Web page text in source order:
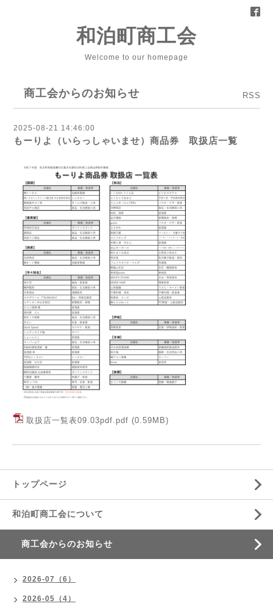
和泊町商工会
Welcome to our homepage
商工会からのお知らせ RSS
2025-08-21 14:46:00
もーりよ（いらっしゃいませ）商品券 取扱店一覧
取扱店一覧表09.03pdf.pdf (0.59MB)
トップページ
和泊町商工会について
商工会からのお知らせ
2026-07（6）
2026-05（4）